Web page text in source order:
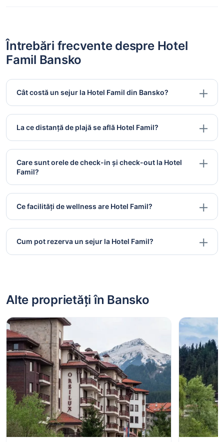
Întrebări frecvente despre Hotel
Famil Bansko
Cât costă un sejur la Hotel Famil din Bansko?
La ce distanță de plajă se află Hotel Famil?
Care sunt orele de check-in și check-out la Hotel
Famil?
Ce facilități de wellness are Hotel Famil?
Cum pot rezerva un sejur la Hotel Famil?
Alte proprietăți în Bansko